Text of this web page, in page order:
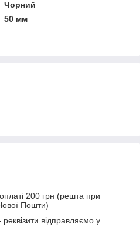
Чорний
50 мм
200 грн (решта при
Пошти)
відправляємо у